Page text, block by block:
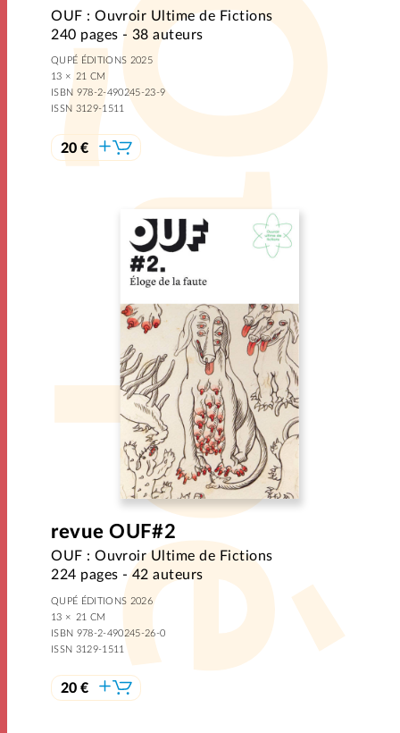
OUF : Ouvroir Ultime de Fictions
240 pages - 38 auteurs
QUPÉ ÉDITIONS 2025
13 × 21 CM
ISBN 978-2-490245-23-9
ISSN 3129-1511
20 €
revueOUF#2
OUF : Ouvroir Ultime de Fictions
224 pages - 42 auteurs
QUPÉ ÉDITIONS 2026
13 × 21 CM
ISBN 978-2-490245-26-0
ISSN 3129-1511
20 €